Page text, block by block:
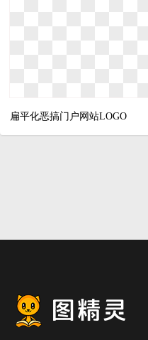
扁平化恶搞门户网站LOGO